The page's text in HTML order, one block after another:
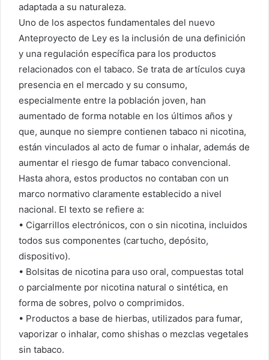
adaptada a su naturaleza.
Uno de los aspectos fundamentales del nuevo
Anteproyecto de Ley es la inclusión de una definición
y una regulación específica para los productos
relacionados con el tabaco. Se trata de artículos cuya
presencia en el mercado y su consumo,
especialmente entre la población joven, han
aumentado de forma notable en los últimos años y
que, aunque no siempre contienen tabaco ni nicotina,
están vinculados al acto de fumar o inhalar, además de
aumentar el riesgo de fumar tabaco convencional.
Hasta ahora, estos productos no contaban con un
marco normativo claramente establecido a nivel
nacional. El texto se refiere a:
• Cigarrillos electrónicos, con o sin nicotina, incluidos
todos sus componentes (cartucho, depósito,
dispositivo).
• Bolsitas de nicotina para uso oral, compuestas total
o parcialmente por nicotina natural o sintética, en
forma de sobres, polvo o comprimidos.
• Productos a base de hierbas, utilizados para fumar,
vaporizar o inhalar, como shishas o mezclas vegetales
sin tabaco.